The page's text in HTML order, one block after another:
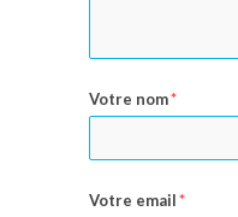
Votre nom*
Votre email*